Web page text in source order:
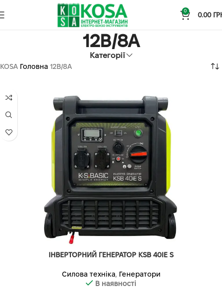
0
0.00
12B/8A
Категорії
KOSA Головна 12B/8A
ІНВЕРТОРНИЙ ГЕНЕРАТОР KSB 40IE S
Силова техніка, Генератори
В наявності